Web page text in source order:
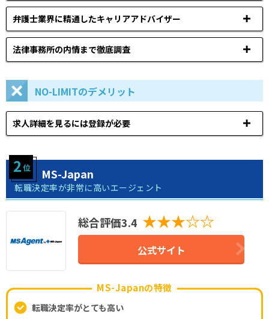
弁護士業界に精通したキャリアアドバイザー
法律事務所の内情まで徹底調査
NO-LIMITのデメリット
求人詳細を見るには登録が必要
MS-Japan
転職決定率が非常に高いエージェント
総合評価3.4 ★★★☆☆
公式サイト
MS-Japanの特徴
転職決定率がとても高い